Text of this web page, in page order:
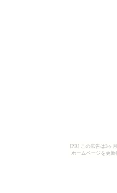
[PR] この広告は3ヶ
ホームページを更